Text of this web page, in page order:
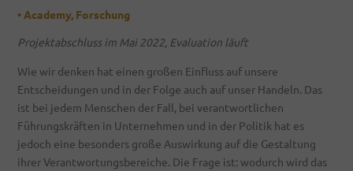
•Academy, Forschung
Projektabschluss im Mai 2022, Evaluation läuft
Wie wir denken hat einen großen Einfluss auf unsere
Entscheidungen und in der Folge auch auf unser Handeln. Das
ist bei jedem Menschen der Fall, bei verantwortlichen
Führungskräften in Unternehmen und in der Politik hat es
jedoch eine besonders große Auswirkung auf die Gestaltung
ihrer Verantwortungsbereiche. Die Frage ist: wodurch wird das